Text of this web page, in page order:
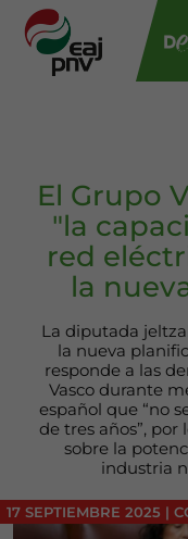
El Grupo
"la
red
la
La diputada
la nueva
responde a las
Vasco durante
español que “no
de tres años”, por
sobre la
industria
17 SEPTIEMBRE 2025 |